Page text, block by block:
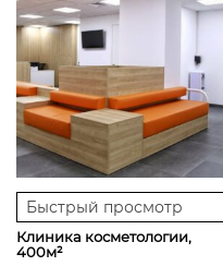
Быстрый просмотр
Клиника косметологии,
400м²